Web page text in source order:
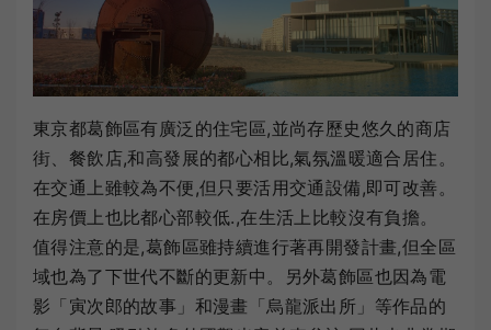
東京都葛飾區有廣泛的住宅區,並尚存歷史悠久的商店
街、餐飲店,和高發展的都心相比,氣氛溫暖適合居住。
在交通上雖較為不便,但只要活用交通設備,即可改善。
在房價上也比都心部較低.,在生活上比較沒有負擔。
值得注意的是,葛飾區雖持續進行著再開發計畫,但全區
域也為了下世代不斷的更新中。另外葛飾區也因為電
影「寅次郎的故事」和漫畫「烏龍派出所」等作品的